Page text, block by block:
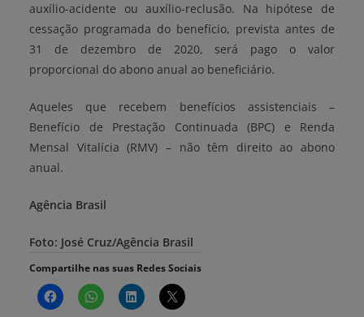
auxílio-acidente ou auxílio-reclusão. Na hipótese de
cessação programada do benefício, prevista antes de
31 de dezembro de 2020, será pago o valor
proporcional do abono anual ao beneficiário.
Aqueles que recebem benefícios assistenciais –
Benefício de Prestação Continuada (BPC) e Renda
Mensal Vitalícia (RMV) – não têm direito ao abono
anual.
Agência Brasil
Foto: José Cruz/Agência Brasil
Compartilhe nas suas Redes Sociais